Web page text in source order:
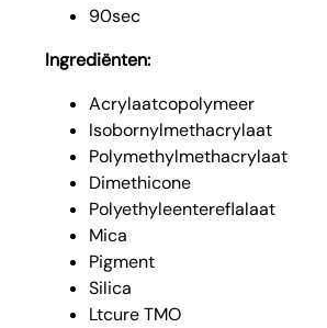
90sec
Ingrediënten:
Acrylaatcopolymeer
Isobornylmethacrylaat
Polymethylmethacrylaat
Dimethicone
Polyethyleentereflalaat
Mica
Pigment
Silica
Ltcure TMO